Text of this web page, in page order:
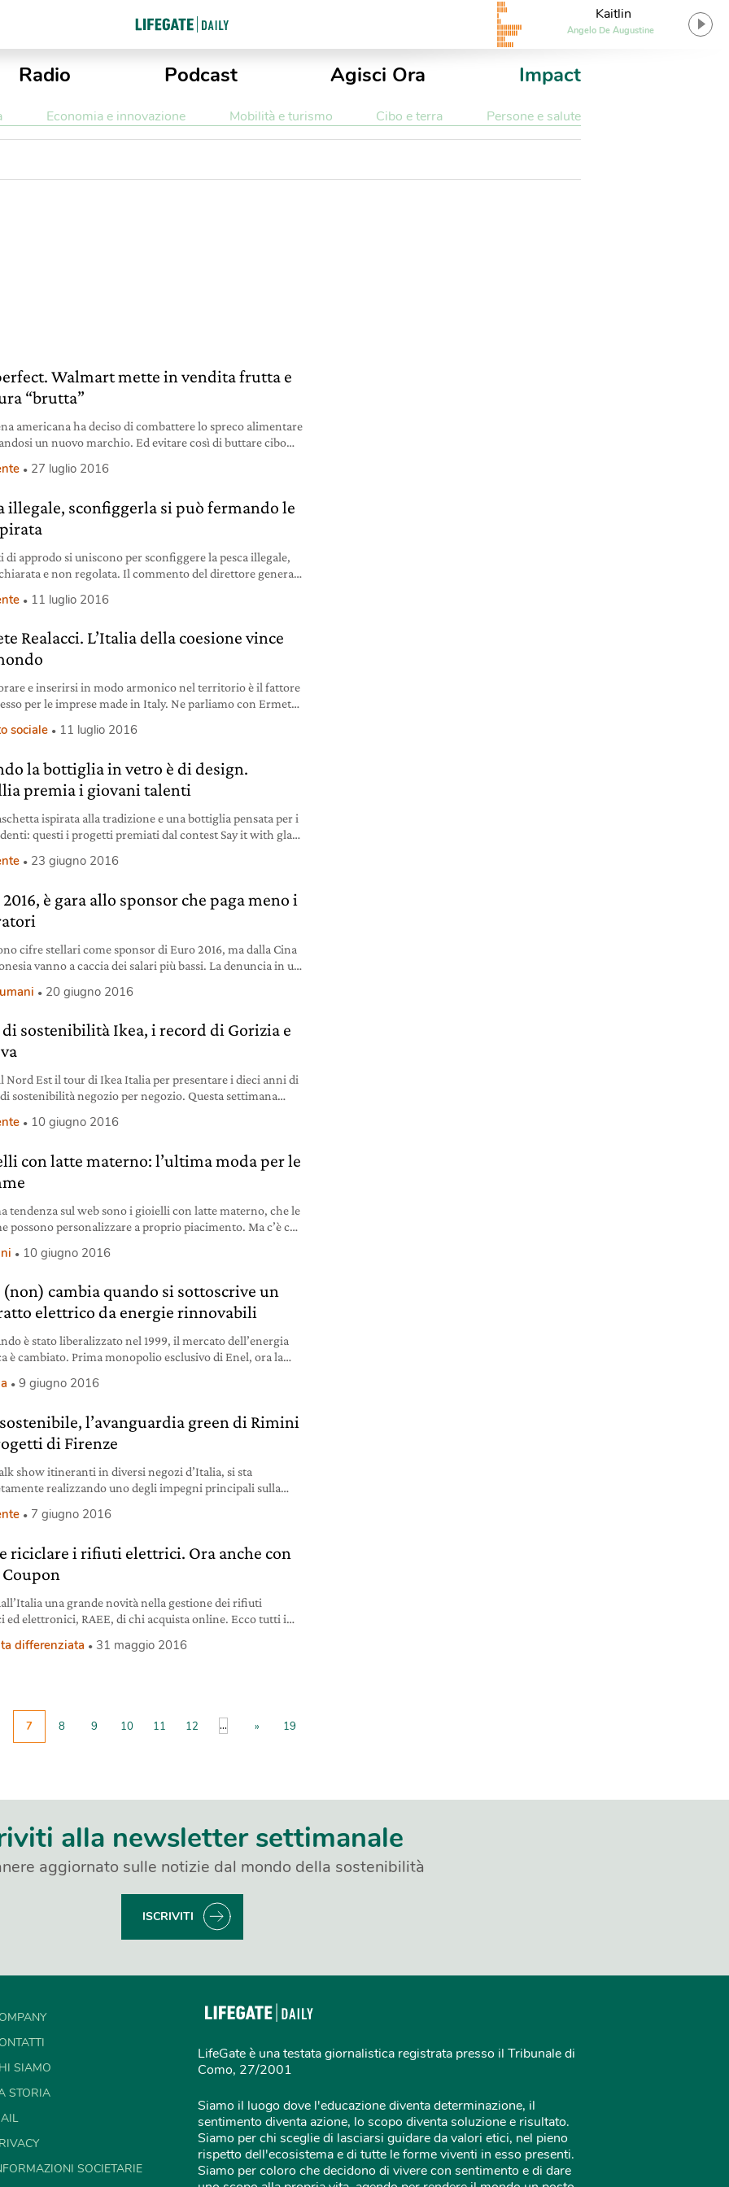
Kaitlin
Angelo De Augustine
Radio Podcast Agisci Ora Impact
Economia e innovazione Mobilità e turismo Cibo e terra Persone e salute
Walmart mette in vendita frutta e
“brutta”
americana ha deciso di combattere lo spreco alimentare
un nuovo marchio. Ed evitare così di buttare cibo
27 luglio 2016
illegale, sconfiggerla si può fermando le
di approdo si uniscono per sconfiggere la pesca illegale,
e non regolata. Il commento del direttore generale
11 luglio 2016
Realacci. L’Italia della coesione vince
e inserirsi in modo armonico nel territorio è il fattore
per le imprese made in Italy. Ne parliamo con Ermete
sociale 11 luglio 2016
la bottiglia in vetro è di design.
premia i giovani talenti
ispirata alla tradizione e una bottiglia pensata per i
questi i progetti premiati dal contest Say it with glass
23 giugno 2016
è gara allo sponsor che paga meno i
cifre stellari come sponsor di Euro 2016, ma dalla Cina
vanno a caccia dei salari più bassi. La denuncia in un
20 giugno 2016
sostenibilità Ikea, i record di Gorizia e
Nord Est il tour di Ikea Italia per presentare i dieci anni di
sostenibilità negozio per negozio. Questa settimana
Friuli, dove Ikea oltre che il negozio ha costruito
10 giugno 2016
con latte materno: l’ultima moda per le
tendenza sul web sono i gioielli con latte materno, che le
possono personalizzare a proprio piacimento. Ma c’è chi
10 giugno 2016
(non) cambia quando si sottoscrive un
elettrico da energie rinnovabili
è stato liberalizzato nel 1999, il mercato dell’energia
è cambiato. Prima monopolio esclusivo di Enel, ora la
tra loro. Per diversificare l’offerta quasi tutti questi
prodotta da fonti rinnovabili, cercando
9 giugno 2016
l’avanguardia green di Rimini
di Firenze
show itineranti in diversi negozi d’Italia, si sta
realizzando uno degli impegni principali sulla
di tutti, del pubblico, dei dipendenti, dei
del 10º Rapporto di sostenibilità di Ikea Italia,
7 giugno 2016
riciclare i rifiuti elettrici. Ora anche con
Coupon
una grande novità nella gestione dei rifiuti
ed elettronici, RAEE, di chi acquista online. Ecco tutti i
differenziata 31 maggio 2016
7 8 9 10 11 12 ... » 19
alla newsletter settimanale
aggiornato sulle notizie dal mondo della sostenibilità
ISCRIVITI
SIAMO
STORIA
SOCIETARIE
LifeGate è una testata giornalistica registrata presso il Tribunale di
Como, 27/2001
Siamo il luogo dove l'educazione diventa determinazione, il
sentimento diventa azione, lo scopo diventa soluzione e risultato.
Siamo per chi sceglie di lasciarsi guidare da valori etici, nel pieno
rispetto dell'ecosistema e di tutte le forme viventi in esso presenti.
Siamo per coloro che decidono di vivere con sentimento e di dare